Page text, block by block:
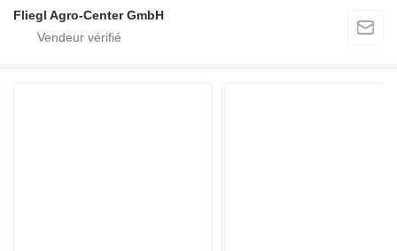
Fliegl Agro-Center GmbH